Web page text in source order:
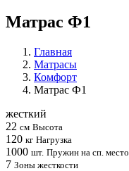
Матрас Ф1
Главная
Матрасы
Комфорт
Матрас Ф1
жесткий
22 см Высота
120 кг Нагрузка
1000 шт. Пружин на сп. место
7 Зоны жесткости